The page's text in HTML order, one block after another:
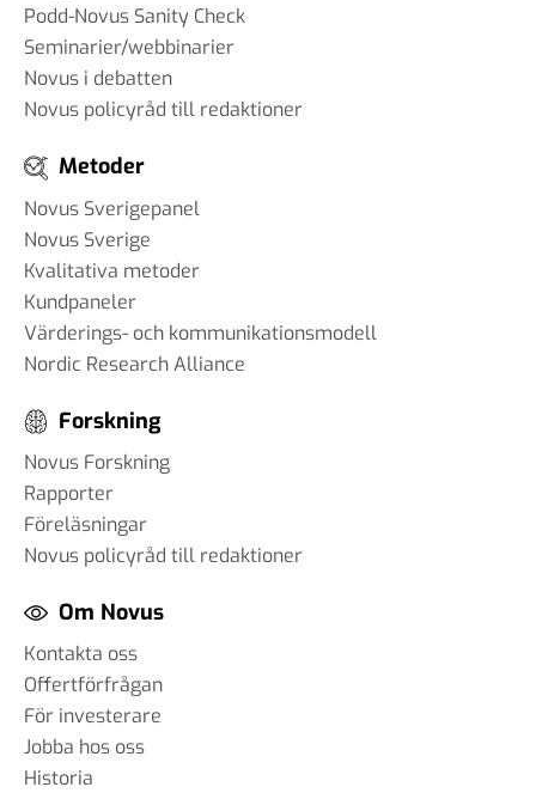
Podd-Novus Sanity Check
Seminarier/webbinarier
Novus i debatten
Novus policyråd till redaktioner
Metoder
Novus Sverigepanel
Novus Sverige
Kvalitativa metoder
Kundpaneler
Värderings- och kommunikationsmodell
Nordic Research Alliance
Forskning
Novus Forskning
Rapporter
Föreläsningar
Novus policyråd till redaktioner
Om Novus
Kontakta oss
Offertförfrågan
För investerare
Jobba hos oss
Historia